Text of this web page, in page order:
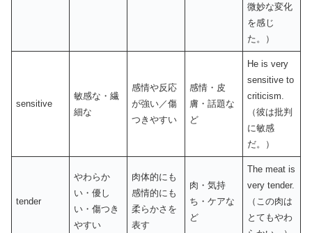
微妙な変化
を感じ
た。）
sensitive
敏感な・繊
細な
感情や反応
が強い／傷
つきやすい
感情・皮
膚・話題な
ど
He is very
sensitive to
criticism.
（彼は批判
に敏感
だ。）
tender
やわらか
い・優し
い・傷つき
やすい
肉体的にも
感情的にも
柔らかさを
表す
肉・気持
ち・ケアな
ど
The meat is
very tender.
（この肉は
とてもやわ